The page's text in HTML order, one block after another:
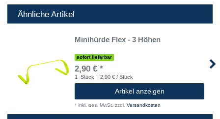
Ähnliche Artikel
Minihürde Flex - 3 Höhen
sofort lieferbar
2,90 € *
1 Stück | 2,90 € / Stück
Artikel anzeigen
* inkl. ges. MwSt. zzgl. Versandkosten